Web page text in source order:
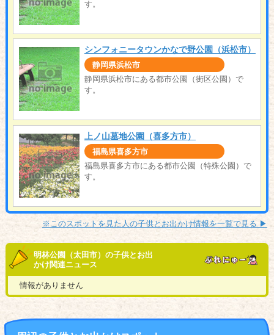
す。
シンフォニータウンかなで野公園（浜松市）
静岡県浜松市
静岡県浜松市にある都市公園（街区公園）で
す。
上ノ山墓地公園（喜多方市）
福島県喜多方市
福島県喜多方市にある都市公園（特殊公園）で
す。
※このスポットを見た人の子供とお出かけ情報を一覧で見る ▶︎
明林公園（太田市）の子供とお出
かけ関連ニュース
情報がありません